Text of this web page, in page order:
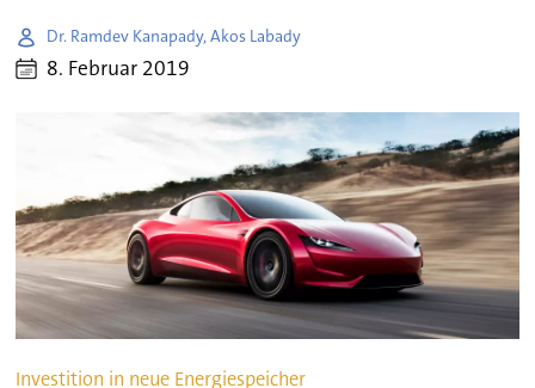
Dr. Ramdev Kanapady, Akos Labady
8. Februar 2019
Investition in neue Energiespeicher